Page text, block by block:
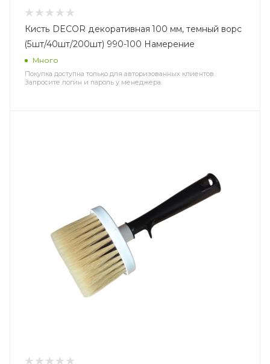
Кисть DECOR декоративная 100 мм, темный ворс
(5шт/40шт/200шт) 990-100 Намерение
Много
Покупка доступна только для авторизованных клиентов.
Запросите логин и пароль у менеджера.